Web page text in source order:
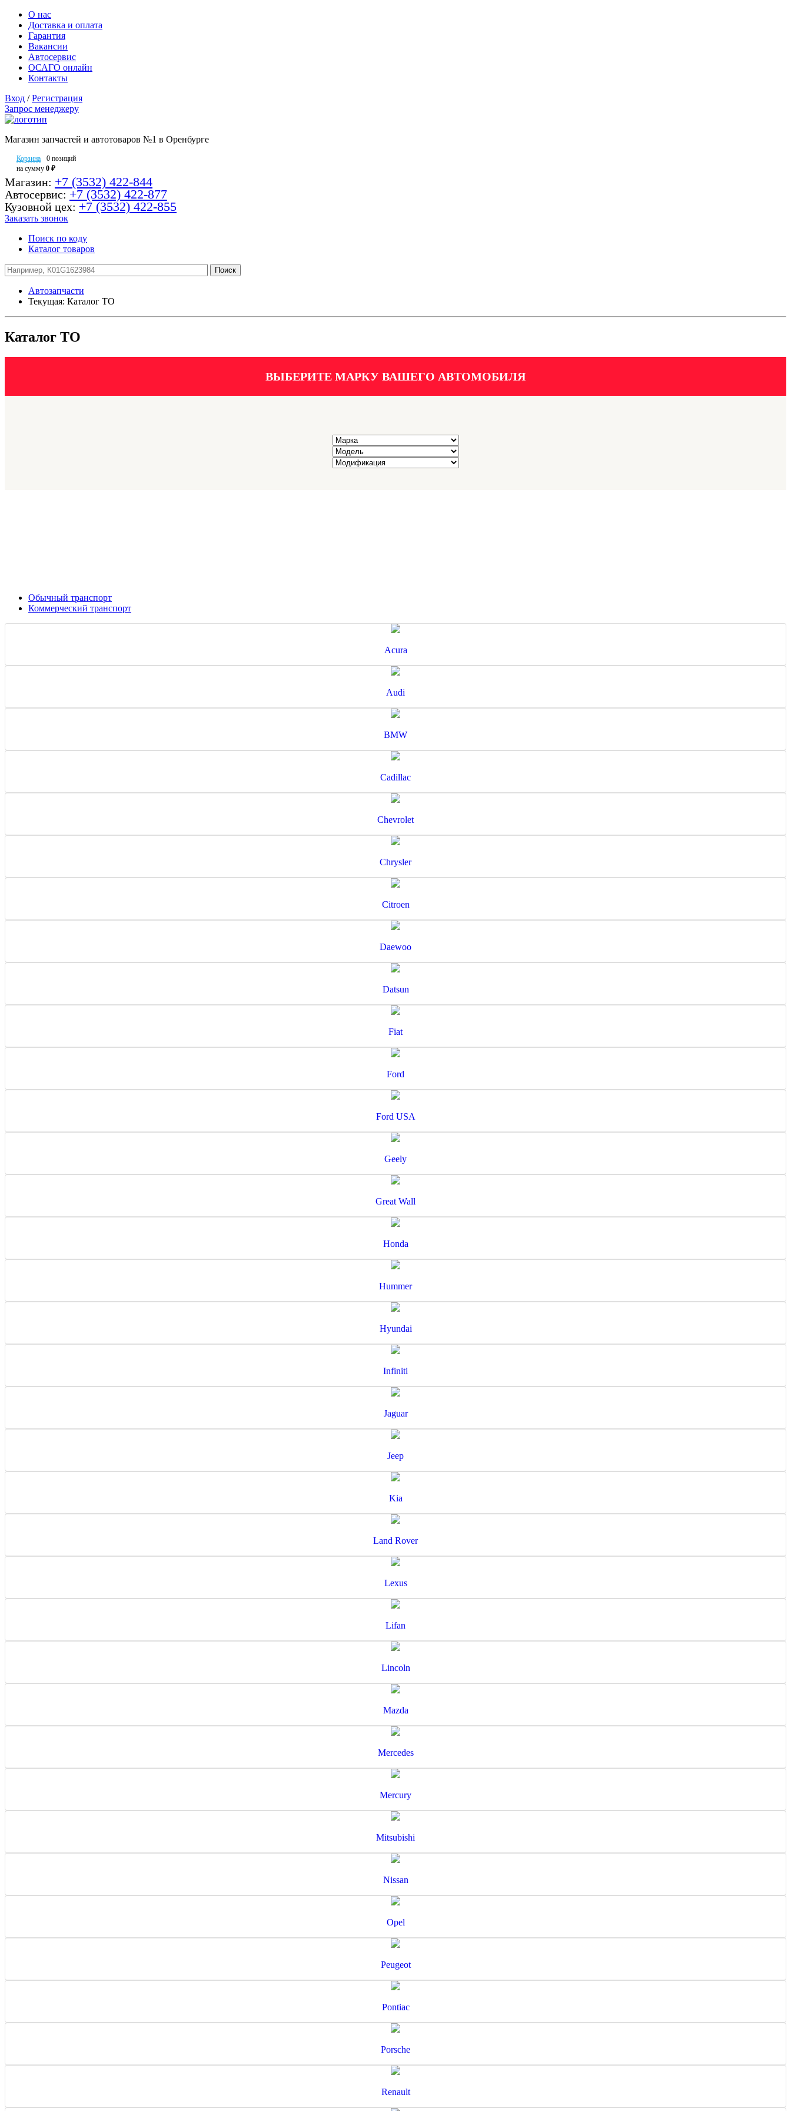
О нас
Доставка и оплата
Гарантия
Вакансии
Автосервис
ОСАГО онлайн
Контакты
Вход / Регистрация
Запрос менеджеру
Магазин запчастей и автотоваров №1 в Оренбурге
Корзина
0 позиций
на сумму 0 ₽
Магазин: +7 (3532) 422-844
Автосервис: +7 (3532) 422-877
Кузовной цех: +7 (3532) 422-855
Заказать звонок
Поиск по коду
Каталог товаров
Автозапчасти
Текущая: Каталог ТО
Каталог ТО
ВЫБЕРИТЕ МАРКУ ВАШЕГО АВТОМОБИЛЯ
Обычный транспорт
Коммерческий транспорт
Acura
Audi
BMW
Cadillac
Chevrolet
Chrysler
Citroen
Daewoo
Datsun
Fiat
Ford
Ford USA
Geely
Great Wall
Honda
Hummer
Hyundai
Infiniti
Jaguar
Jeep
Kia
Land Rover
Lexus
Lifan
Lincoln
Mazda
Mercedes
Mercury
Mitsubishi
Nissan
Opel
Peugeot
Pontiac
Porsche
Renault